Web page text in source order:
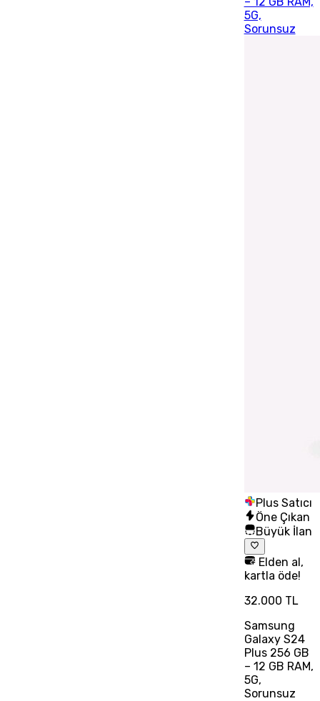
5G,
Sorunsuz
Plus Satıcı
Öne Çıkan
Büyük İlan
Elden al,
kartla öde!
32.000 TL
Samsung
Galaxy S24
Plus 256 GB
– 12 GB RAM,
5G,
Sorunsuz